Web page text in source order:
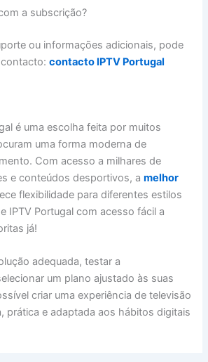
a subscrição?
ou informações adicionais, pode
contacto:contacto IPTV Portugal
é uma escolha feita por muitos
uma forma moderna de
Com acesso a milhares de
e conteúdos desportivos, amelhor
flexibilidade para diferentes estilos
IPTV Portugal com acesso fácil a
já!
adequada, testar a
um plano ajustado às suas
criar uma experiência de televisão
prática e adaptada aos hábitos digitais